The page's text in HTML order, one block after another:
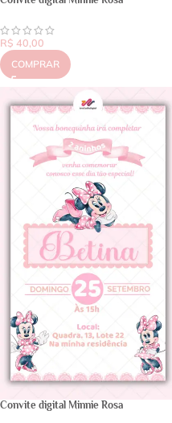
R$ 40,00
COMPRAR
Convite digital Minnie Rosa